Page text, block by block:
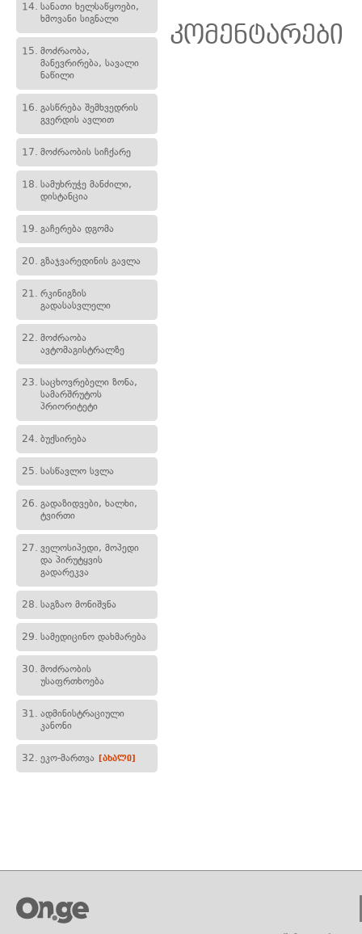
14. სანათი ხელსაწყოები,
ხმოვანი სიგნალი
15. მოძრაობა,
მანევრირება, სავალი
ნაწილი
16. გასწრება შემხვედრის
გვერდის ავლით
17. მოძრაობის სიჩქარე
18. სამუხრუჭე მანძილი,
დისტანცია
19. გაჩერება დგომა
20. გზაჯვარედინის გავლა
21. რკინიგზის
გადასასვლელი
22. მოძრაობა
ავტომაგისტრალზე
23. საცხოვრებელი ზონა,
სამარშრუტოს
პრიორიტეტი
24. ბუქსირება
25. სასწავლო სვლა
26. გადაზიდვები, ხალხი,
ტვირთი
27. ველოსიპედი, მოპედი
და პირუტყვის
გადარეკვა
28. საგზაო მონიშვნა
29. სამედიცინო დახმარება
30. მოძრაობის
უსაფრთხოება
31. ადმინისტრაციული
კანონი
32. ეკო-მართვა [ახალი]
კომენტარები